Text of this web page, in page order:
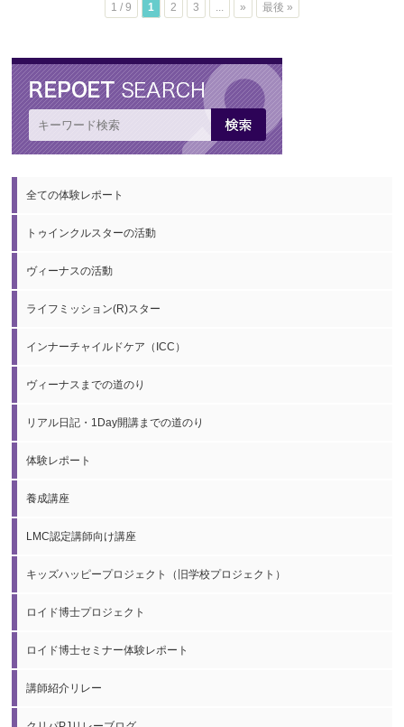
1 / 9 1 2 3 ... » 最後 »
全ての体験レポート
トゥインクルスターの活動
ヴィーナスの活動
ライフミッション(R)スター
インナーチャイルドケア（ICC）
ヴィーナスまでの道のり
リアル日記・1Day開講までの道のり
体験レポート
養成講座
LMC認定講師向け講座
キッズハッピープロジェクト（旧学校プロジェクト）
ロイド博士プロジェクト
ロイド博士セミナー体験レポート
講師紹介リレー